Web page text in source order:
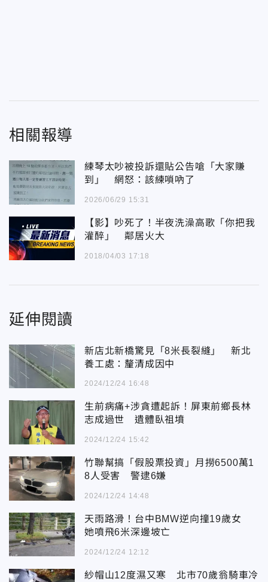
相關報導
練琴太吵被投訴還貼公告嗆「大家賺
到」 網怒：該練嗩吶了
2026/06/29 15:31
【影】吵死了！半夜洗澡高歌「你把我
灌醉」 鄰居火大
2018/04/03 17:18
延伸閱讀
新店北新橋驚見「8米長裂縫」 新北
養工處：釐清成因中
2024/12/24 16:48
生前病痛+涉貪遭起訴！屏東前鄉長林
志成過世 遺體臥祖墳
2024/12/24 15:42
竹聯幫搞「假股票投資」月撈6500萬1
8人受害 警逮6嫌
2024/12/24 14:48
天雨路滑！台中BMW逆向撞19歲女
她噴飛6米深邊坡亡
2024/12/24 12:12
紗帽山12度濕又寒 北市70歲翁騎車冷